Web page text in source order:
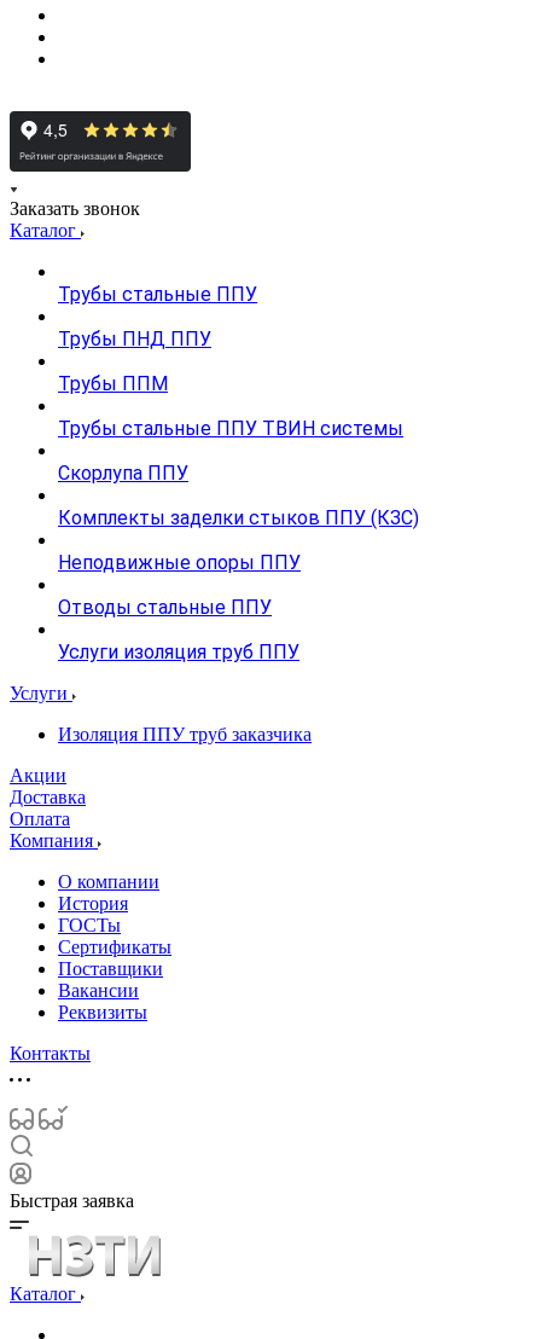
Заказать звонок
Каталог
Трубы стальные ППУ
Трубы ПНД ППУ
Трубы ППМ
Трубы стальные ППУ ТВИН системы
Скорлупа ППУ
Комплекты заделки стыков ППУ (КЗС)
Неподвижные опоры ППУ
Отводы стальные ППУ
Услуги изоляция труб ППУ
Услуги
Изоляция ППУ труб заказчика
Акции
Доставка
Оплата
Компания
О компании
История
ГОСТы
Сертификаты
Поставщики
Вакансии
Реквизиты
Контакты
Быстрая заявка
Каталог